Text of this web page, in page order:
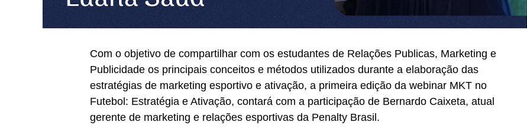
Com o objetivo de compartilhar com os estudantes de Relações Publicas, Marketing e
Publicidade os principais conceitos e métodos utilizados durante a elaboração das
estratégias de marketing esportivo e ativação, a primeira edição da webinar MKT no
Futebol: Estratégia e Ativação, contará com a participação de Bernardo Caixeta, atual
gerente de marketing e relações esportivas da Penalty Brasil.